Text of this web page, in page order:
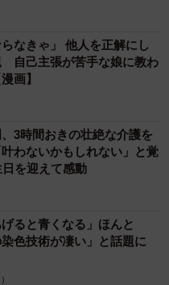
らなきゃ」 他人を正解にし
自己主張が苦手な娘に教わ
画】
3時間おきの壮絶な介護を
わないかもしれない」と覚
を迎えて感動
げると青くなる」ほんと
色技術が凄い」と話題に